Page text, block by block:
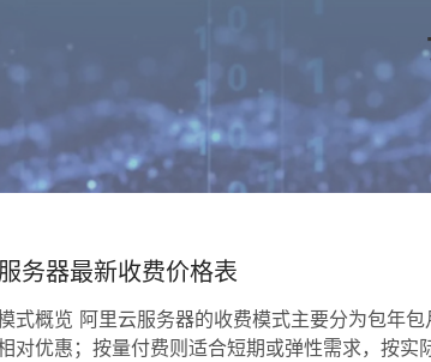
务器最新收费价格表
式概览 阿里云服务器的收费模式主要分为包年
对优惠；按量付费则适合短期或弹性需求，按